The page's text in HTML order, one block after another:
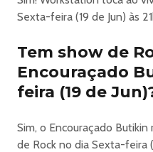
🎶 Shows com Banda
24/06 — Brasil x Escócia —
🎶 Shows com Cosmic Jam
🍺 E TEM PROMOÇÃO
Sexta-feira (19 de Jun) às
Tem show de
Encouraçado
feira (19 de
Sim, o Encouraçado
de Rock no dia Sexta-feira